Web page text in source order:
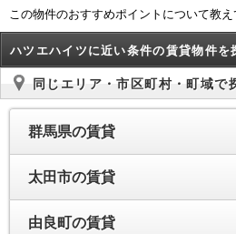
この物件のおすすめポイントについて教
ハツエハイツに近い条件の賃貸物件を
同じエリア・市区町村・町域で
群馬県の賃貸
太田市の賃貸
由良町の賃貸